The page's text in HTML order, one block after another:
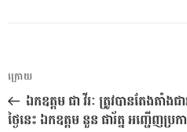
ការ​
នាំទិស​
ប្រកាស
អត្ថបទ
មុន
ក្រោយ
ឯកឧត្តម ជា វីរៈ ត្រូវបានតែងតាំ
ថ្ងៃនេះ ឯកឧត្តម នួន ផារ័ត្ន អញ្ជើញប្